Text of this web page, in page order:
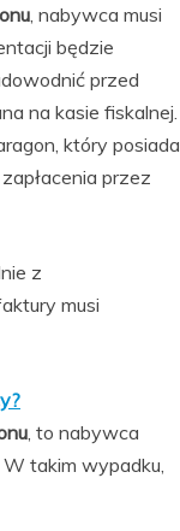
, nabywca musi
będzie
przed
na kasie fiskalnej.
który posiada
przez
z
musi
, to nabywca
takim wypadku,